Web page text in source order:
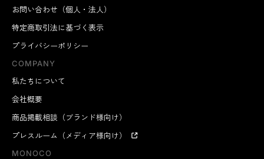
お問い合わせ（個人・法人）
特定商取引法に基づく表示
プライバシーポリシー
COMPANY
私たちについて
会社概要
商品掲載相談（ブランド様向け）
プレスルーム（メディア様向け）
MONOCO